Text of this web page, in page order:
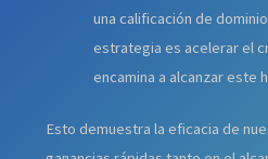
una calificación de
estrategia es acelerar el
encamina a alcanzar este
Esto demuestra la eficacia de